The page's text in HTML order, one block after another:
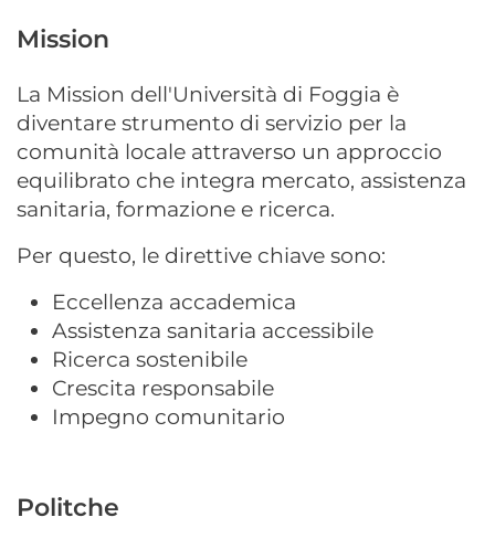
Mission
La Mission dell'Università di Foggia è
diventare strumento di servizio per la
comunità locale attraverso un approccio
equilibrato che integra mercato, assistenza
sanitaria, formazione e ricerca.
Per questo, le direttive chiave sono:
Eccellenza accademica
Assistenza sanitaria accessibile
Ricerca sostenibile
Crescita responsabile
Impegno comunitario
Politche